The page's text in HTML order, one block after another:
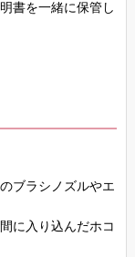
書を一緒に保管し
ブラシノズルやエ
に入り込んだホコ